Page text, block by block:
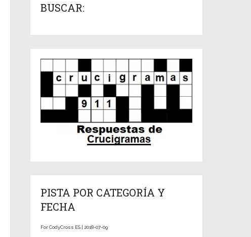
BUSCAR:
PISTA POR CATEGORÍA Y
FECHA
For CodyCross ES | 2018-07-09